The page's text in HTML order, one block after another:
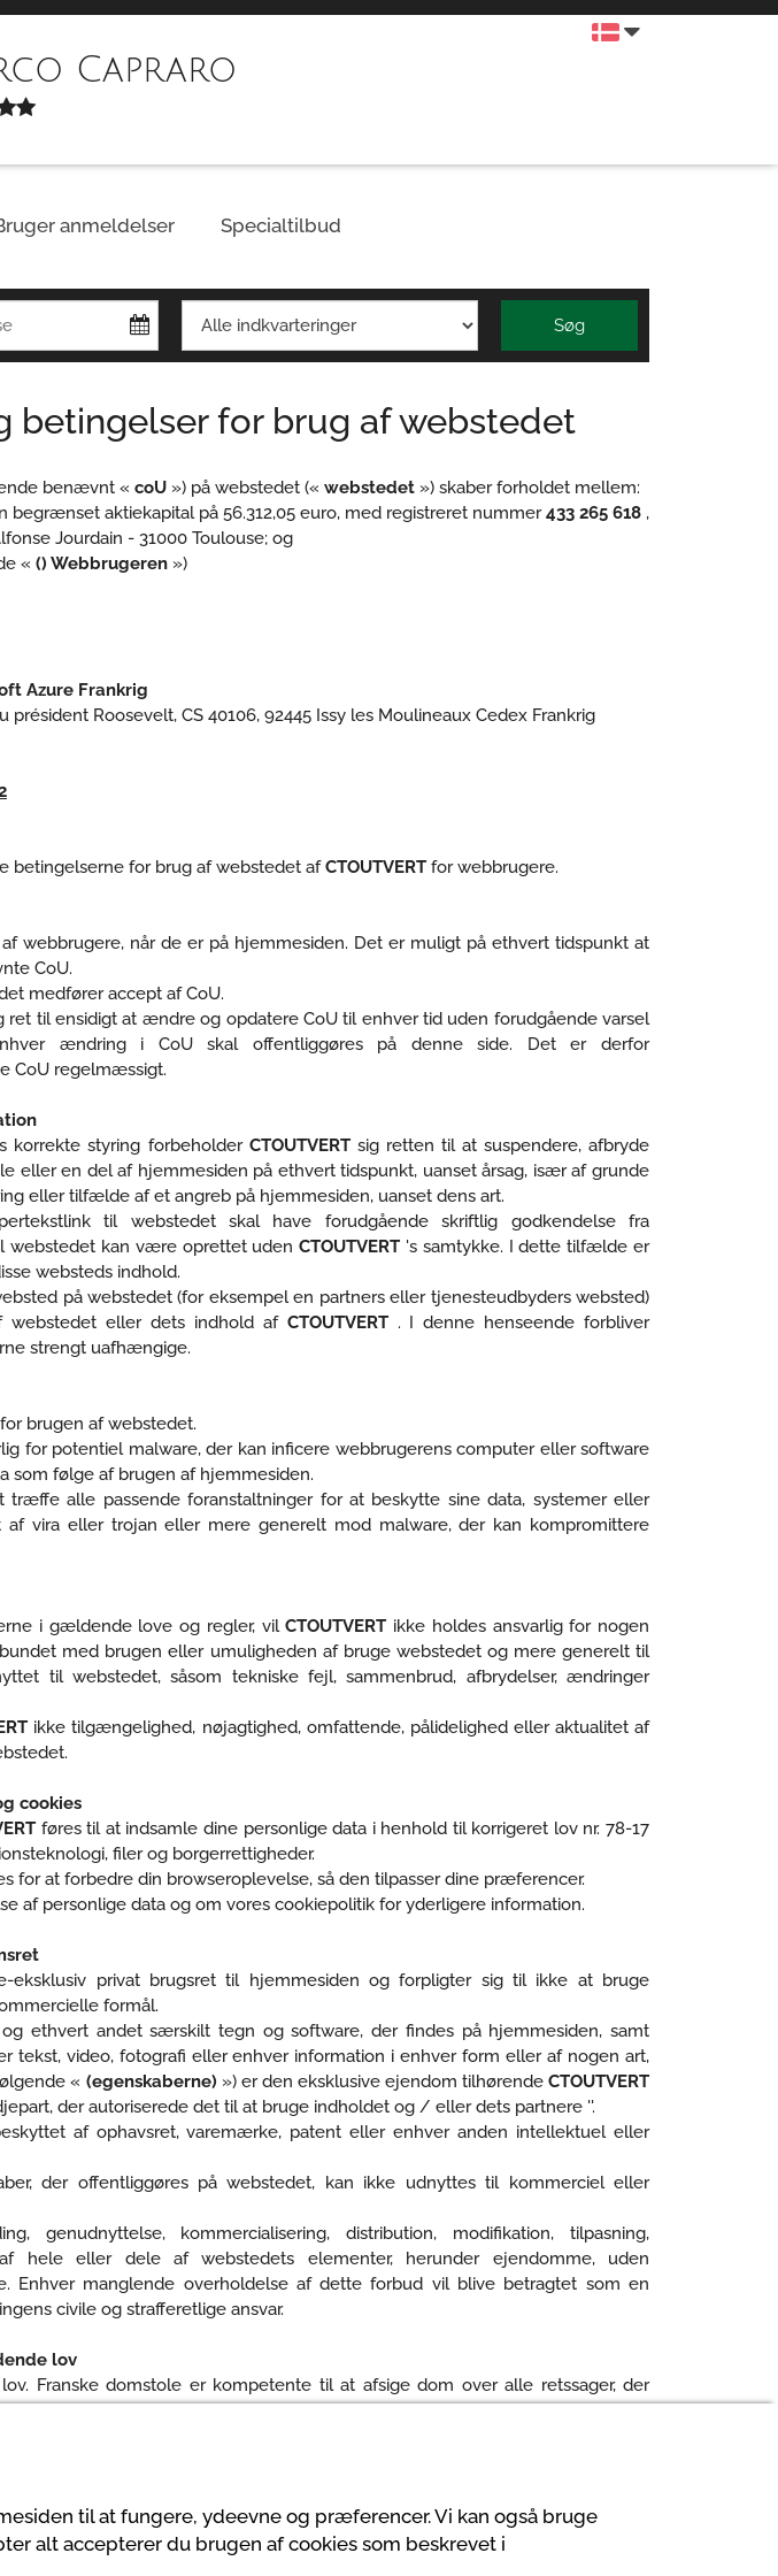
Capraro
anmeldelser Specialtilbud
Søg
betingelser for brug af webstedet
benævnt « coU ») på webstedet (« webstedet ») skaber forholdet mellem:
begrænset aktiekapital på 56.312,05 euro, med registreret nummer433 265 618 ,
Jourdain - 31000 Toulouse; og
« () Webbrugeren »)
Azure Frankrig
président Roosevelt, CS 40106, 92445 Issy les Moulineaux Cedex Frankrig
betingelserne for brug af webstedet afCTOUTVERT for webbrugere.
webbrugere, når de er på hjemmesiden. Det er muligt på ethvert tidspunkt at
CoU.
medfører accept af CoU.
ret til ensidigt at ændre og opdatere CoU til enhver tid uden forudgående varsel
ændring i CoU skal offentliggøres på denne side. Det er derfor
CoU regelmæssigt.
korrekte styring forbeholder CTOUTVERT sig retten til at suspendere, afbryde
eller en del af hjemmesiden på ethvert tidspunkt, uanset årsag, især af grunde
eller tilfælde af et angreb på hjemmesiden, uanset dens art.
til webstedet skal have forudgående skriftlig godkendelse fra
webstedet kan være oprettet udenCTOUTVERT 's samtykke. I dette tilfælde er
websteds indhold.
på webstedet (for eksempel en partners eller tjenesteudbyders websted)
webstedet eller dets indhold af CTOUTVERT . I denne henseende forbliver
strengt uafhængige.
brugen af ​​webstedet.
for potentiel malware, der kan inficere webbrugerens computer eller software
som følge af brugen af ​​hjemmesiden.
træffe alle passende foranstaltninger for at beskytte sine data, systemer eller
vira eller trojan eller mere generelt mod malware, der kan kompromittere
i gældende love og regler, vilCTOUTVERT ikke holdes ansvarlig for nogen
med brugen eller umuligheden af bruge webstedet og mere generelt til
til webstedet, såsom tekniske fejl, sammenbrud, afbrydelser, ændringer
ikke tilgængelighed, nøjagtighed, omfattende, pålidelighed eller aktualitet af
cookies
føres til at indsamle dine personlige data i henhold til korrigeret lov nr. 78-17
filer og borgerrettigheder.
for at forbedre din browseroplevelse, så den tilpasser dine præferencer.
af personlige data og om vores cookiepolitik for yderligere information.
eksklusiv privat brugsret til hjemmesiden og forpligter sig til ikke at bruge
formål.
ethvert andet særskilt tegn og software, der findes på hjemmesiden, samt
tekst, video, fotografi eller enhver information i enhver form eller af nogen art,
« (egenskaberne) ») er den eksklusive ejendom tilhørendeCTOUTVERT
der autoriserede det til at bruge indholdet og / eller dets partnere ''.
af ophavsret, varemærke, patent eller enhver anden intellektuel eller
der offentliggøres på webstedet, kan ikke udnyttes til kommerciel eller
genudnyttelse, kommercialisering, distribution, modifikation, tilpasning,
hele eller dele af webstedets elementer, herunder ejendomme, uden
Enhver manglende overholdelse af dette forbud vil blive betragtet som en
civile og strafferetlige ansvar.
lov
Franske domstole er kompetente til at afsige dom over alle retssager, der
gennemførelsen af ​​dette CoU.
til at fungere, ydeevne og præferencer. Vi kan også bruge
alt accepterer du brugen af cookies som beskrevet i